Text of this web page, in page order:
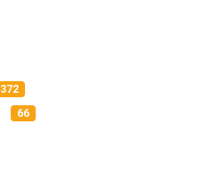
372
66